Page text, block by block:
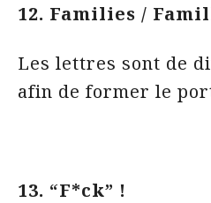
12. Families /
Les lettres sont de
afin de former le
13. “F*ck” !